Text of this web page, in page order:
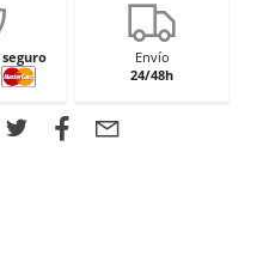
seguro
Envío
24/48h